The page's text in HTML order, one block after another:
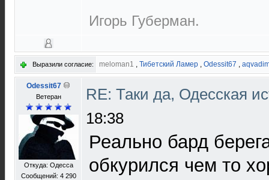
Игорь Губерман.
Выразили согласие: meloman1 , Тибетский Ламер , Odessit67 ,
Odessit67
Ветеран
Откуда: Одесса
Сообщений: 4 290
RE: Таки да, Одесская
18:38
Реально бард
обкурился чем то